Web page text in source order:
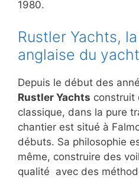
1980.
Rustler Yachts,
anglaise du
Depuis le début des
Rustler Yachts construit
classique, dans la pure
chantier est situé à
débuts. Sa philosophie
même, construire des
qualité avec des